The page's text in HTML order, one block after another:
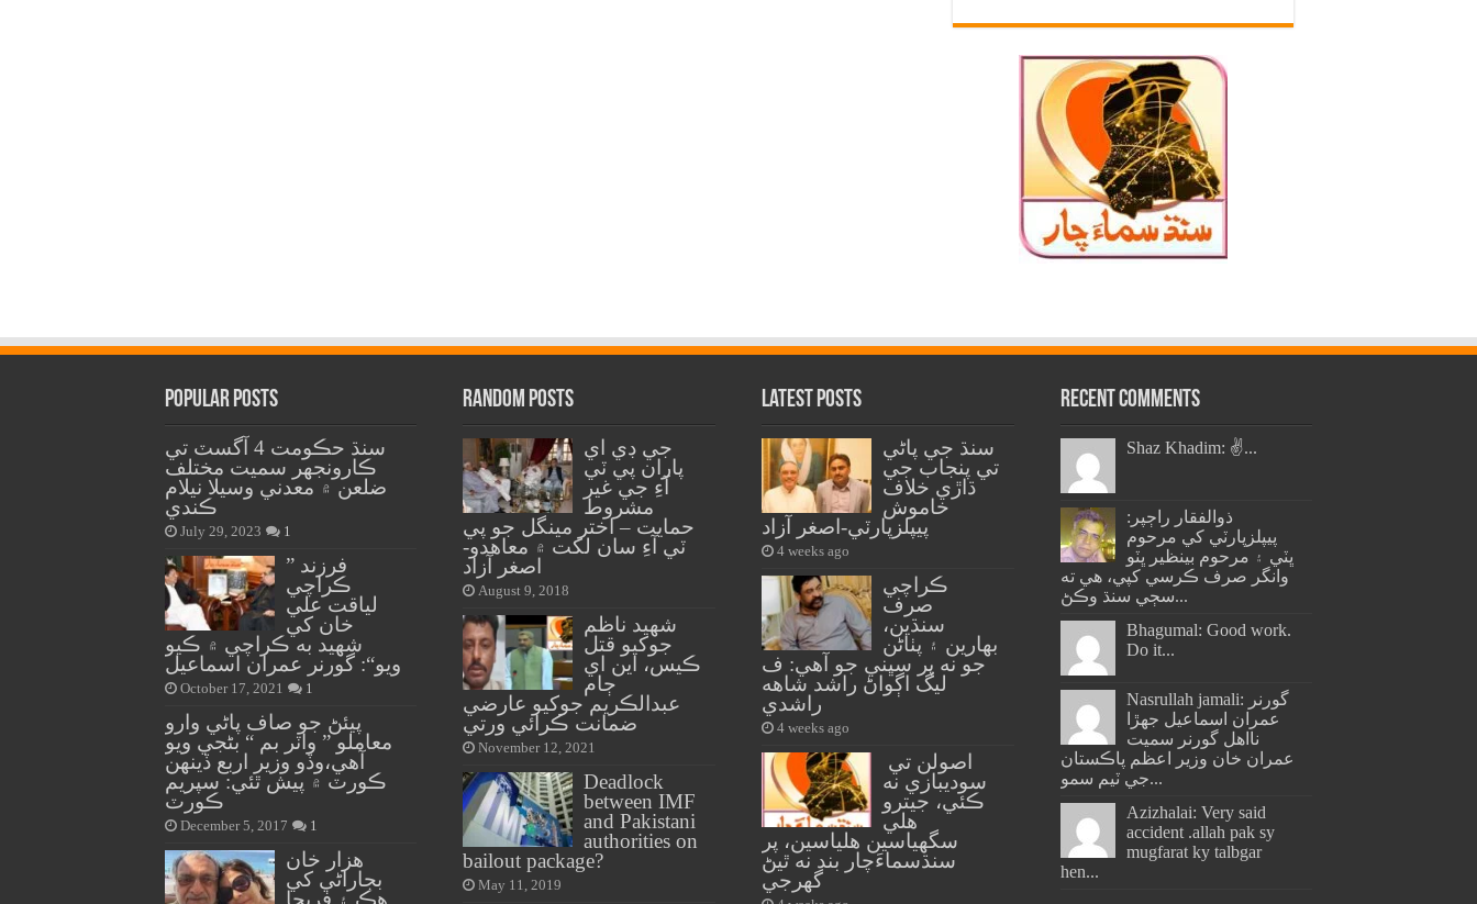
Popular Posts
سنڌ حڪومت 4 آگسٽ تي
ڪارونجهر سميت مختلف
ضلعن ۾ معدني وسيلا نيلام
ڪندي
July 29, 2023 1
” فرزند
ڪراچي
لياقت علي
خان کي
شهيد به ڪراچي ۾ ڪيو
ويو“: گورنر عمران اسماعيل
October 17, 2021 1
پيئڻ جو صاف پاڻي وارو
معاملو ” واٽر بم “ بڻجي ويو
آهي،وڏو وزير اربع ڏينهن
ڪورٽ ۾ پيش ٿئي: سپريم
ڪورٽ
December 5, 2017 1
هزار خان
بجاراڻي کي
هڪ ۽ فريحا
Random Posts
جي ڊي اي
پاران پي ٽي
آءِ جي غير
مشروط
حمايت – اختر مينگل جو پي
ٽي آءِ سان لکت ۾ معاهدو-
اصغر آزاد
August 9, 2018
شهيد ناظم
جوکيو قتل
ڪيس، اين اي
ڄام
عبدالڪريم جوکيو عارضي
ضمانت ڪرائي ورتي
November 12, 2021
Deadlock
between IMF
and Pakistani
authorities on
bailout package?
May 11, 2019
Latest Posts
سنڌ جي پاڻي
تي پنجاب جي
ڌاڙي خلاف
خاموش
پيپلزپارٽي-اصغر آزاد
4 weeks ago
ڪراچي
صرف
سنڌين،
بهارين ۽ پٺاڻن
جو نه پر سڀني جو آهي: ف
ليگ اڳواڻ راشد شاهه
راشدي
4 weeks ago
سوديبازي نه
ڪئي، جيترو
هلي
سگهياسين هلياسين، پر
سنڌسماءَچار بند نه ٿيڻ
گهرجي
Recent Comments
Shaz Khadim: ✌️...
ذوالفقار راڄپر:
پيپلزپارٽي کي مرحوم
ڀٽي ۽ مرحوم بينظير ڀٽو
وانگر صرف ڪرسي کپي، هي ته
سڄي سنڌ وڪڻ...
Bhagumal: Good work.
Do it...
Nasrullah jamali: گورنر
عمران اسماعيل جھڙا
نااهل گورنر سميت
عمران خان وزير اعظم پاڪستان
جي ٽيم سمو...
Azizhalai: Very said
accident .allah pak sy
mugfarat ky talbgar
hen...